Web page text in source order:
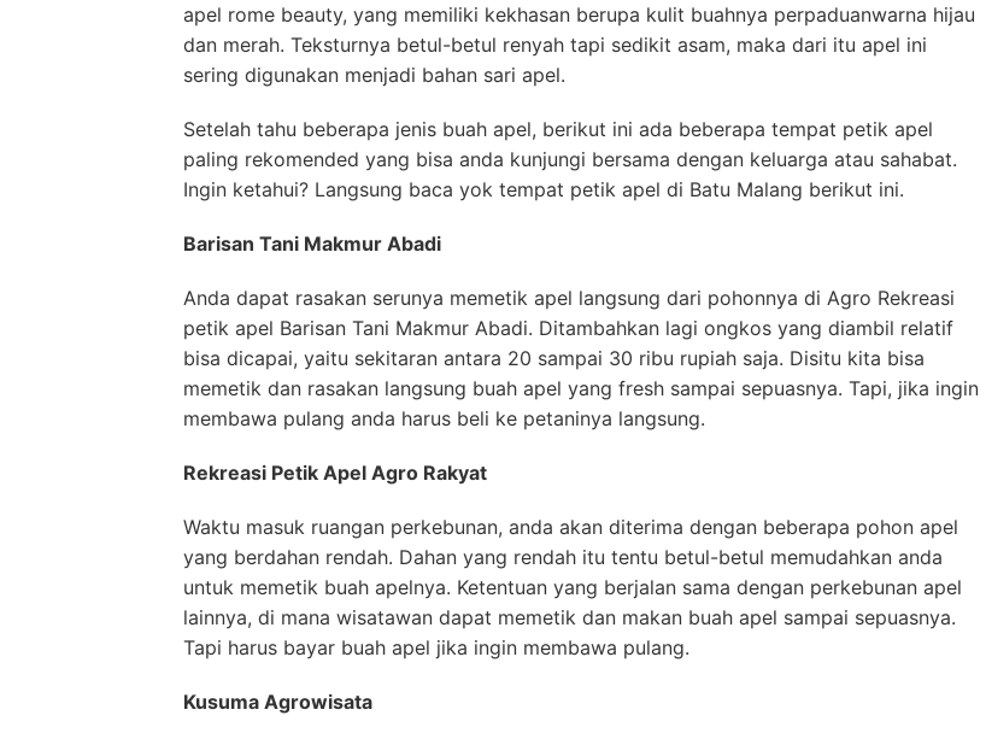
apel rome beauty, yang memiliki kekhasan berupa kulit buahnya perpaduanwarna hijau
dan merah. Teksturnya betul-betul renyah tapi sedikit asam, maka dari itu apel ini
sering digunakan menjadi bahan sari apel.
Setelah tahu beberapa jenis buah apel, berikut ini ada beberapa tempat petik apel
paling rekomended yang bisa anda kunjungi bersama dengan keluarga atau sahabat.
Ingin ketahui? Langsung baca yok tempat petik apel di Batu Malang berikut ini.
Barisan Tani Makmur Abadi
Anda dapat rasakan serunya memetik apel langsung dari pohonnya di Agro Rekreasi
petik apel Barisan Tani Makmur Abadi. Ditambahkan lagi ongkos yang diambil relatif
bisa dicapai, yaitu sekitaran antara 20 sampai 30 ribu rupiah saja. Disitu kita bisa
memetik dan rasakan langsung buah apel yang fresh sampai sepuasnya. Tapi, jika ingin
membawa pulang anda harus beli ke petaninya langsung.
Rekreasi Petik Apel Agro Rakyat
Waktu masuk ruangan perkebunan, anda akan diterima dengan beberapa pohon apel
yang berdahan rendah. Dahan yang rendah itu tentu betul-betul memudahkan anda
untuk memetik buah apelnya. Ketentuan yang berjalan sama dengan perkebunan apel
lainnya, di mana wisatawan dapat memetik dan makan buah apel sampai sepuasnya.
Tapi harus bayar buah apel jika ingin membawa pulang.
Kusuma Agrowisata